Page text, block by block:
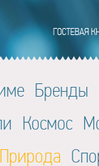
Бренды
Космос
Природа